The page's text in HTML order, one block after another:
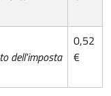
dell'imposta
0,52
€